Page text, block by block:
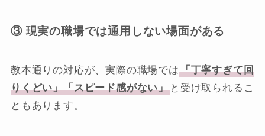
③ 現実の職場では通用しない場面がある
教本通りの対応が、実際の職場では 「丁寧すぎて回
りくどい」「スピード感がない」 と受け取られるこ
ともあります。